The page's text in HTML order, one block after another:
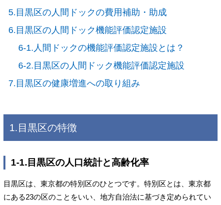
5.目黒区の人間ドックの費用補助・助成
6.目黒区の人間ドック機能評価認定施設
6-1.人間ドックの機能評価認定施設とは？
6-2.目黒区の人間ドック機能評価認定施設
7.目黒区の健康増進への取り組み
1.目黒区の特徴
1-1.目黒区の人口統計と高齢化率
目黒区は、東京都の特別区のひとつです。特別区とは、東京都
にある23の区のことをいい、地方自治法に基づき定められてい